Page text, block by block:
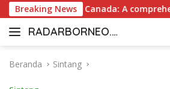
Langsung
ke
konten
Breaking News
Casino Canada: A
RADARBORNEO.I
Radarnya
Beranda
Sintang